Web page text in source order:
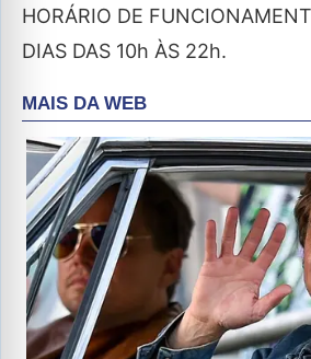
HORÁRIO DE
DIAS DAS 10h ÀS 22h.